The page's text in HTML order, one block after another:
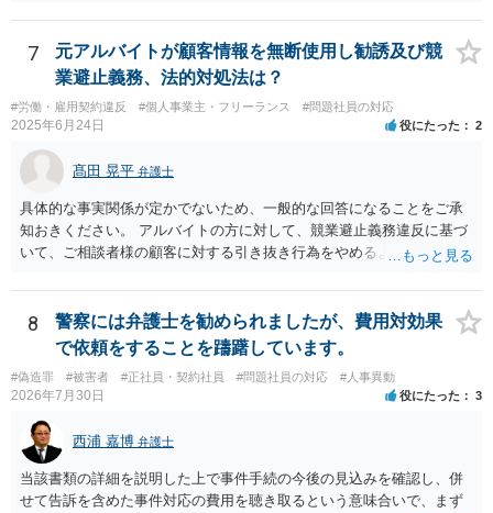
条）を請求できる可能性があります。ただ、自分からシフトの希望日
数を減らした分については難しいでしょう。 特に後者については、違
反した場合は労働基準監督署に申告して雇い主に指導をしてもらう手
続が用意されています（労働基準法104条）。 前者については労働基
準監督署の管轄外ですので、弁護士に請求を依頼したり、裁判所に民
事訴訟や労働審判を申し立てたりする方法を取ることになるでしょ
う。
7
元アルバイトが顧客情報を無断使用し勧誘及び競
業避止義務、法的対処法は？
#労働・雇用契約違反 #個人事業主・フリーランス #問題社員の対応
2025年6月24日 役にたった 2
髙田 晃平 弁護士
具体的な事実関係が定かでないため、一般的な回答になることをご承
知おきください。 アルバイトの方に対して、競業避止義務違反に基づ
いて、ご相談者様の顧客に対する引き抜き行為をやめるように求める
いてネイルサロンを開業していることや、同意なく顧客の電話番号やL
INEアカウント、メールアドレス等を持ち出して勧誘をしていることに
ついては、競業避止義務に違反しているものと考えられます。 もっと
も、正式には退職していないものの、出社もしていないということで
すと、在職中か退職扱いとなるかで争いになり、競業避止義務条項の
有効性が問題になるところであり、損害賠償請求を行うにしても損害
の主張・立証が容易ではないため、労働法を扱う弁護士にご相談され
るのがよいと思われます。
8
警察には弁護士を勧められましたが、費用対効果
で依頼をすることを躊躇しています。
#偽造罪 #被害者 #正社員・契約社員 #問題社員の対応 #人事異動
2026年7月30日 役にたった 3
西浦 嘉博 弁護士
当該書類の詳細を説明した上で事件手続の今後の見込みを確認し、併
せて告訴を含めた事件対応の費用を聴き取るという意味合いで、まず